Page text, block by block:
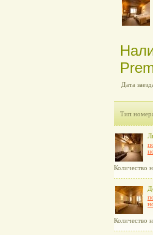
Дата
Тип
Количество
Количество